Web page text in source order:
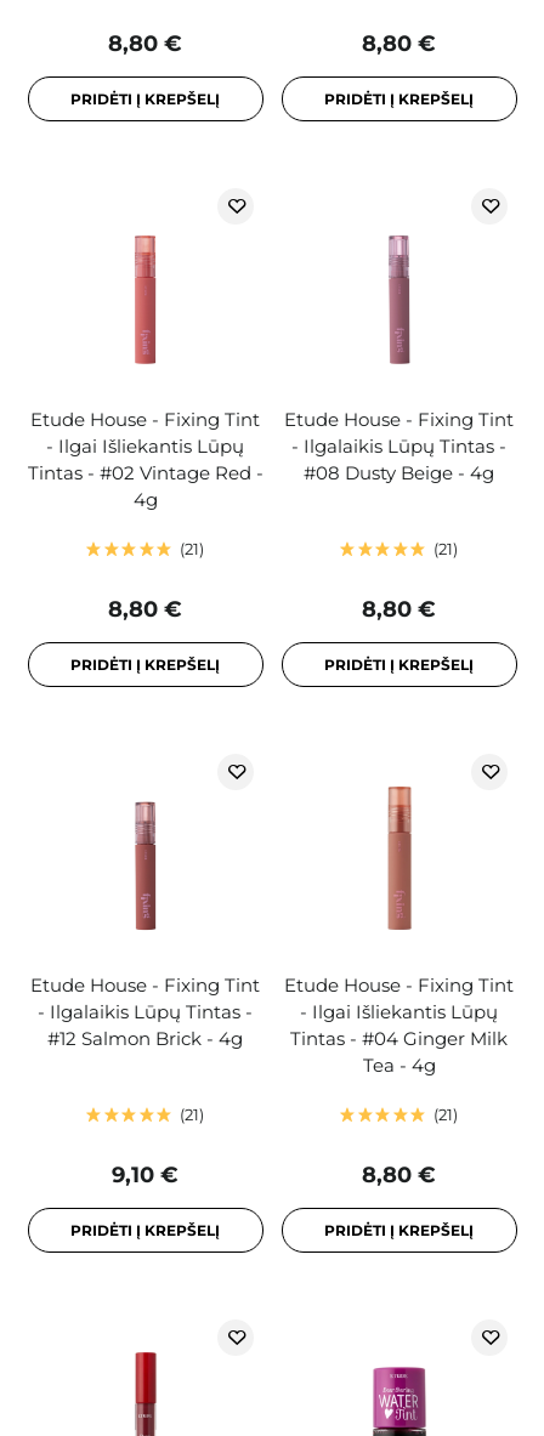
8,80 €
PRIDĖTI Į KREPŠELĮ
8,80 €
PRIDĖTI Į KREPŠELĮ
Etude House - Fixing Tint
- Ilgai Išliekantis Lūpų
Tintas - #02 Vintage Red -
4g
21
8,80 €
PRIDĖTI Į KREPŠELĮ
Etude House - Fixing Tint
- Ilgalaikis Lūpų Tintas -
#08 Dusty Beige - 4g
21
8,80 €
PRIDĖTI Į KREPŠELĮ
Etude House - Fixing Tint
- Ilgalaikis Lūpų Tintas -
#12 Salmon Brick - 4g
21
9,10 €
PRIDĖTI Į KREPŠELĮ
Etude House - Fixing Tint
- Ilgai Išliekantis Lūpų
Tintas - #04 Ginger Milk
Tea - 4g
21
8,80 €
PRIDĖTI Į KREPŠELĮ